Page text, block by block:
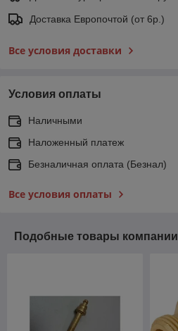
Доставка Европочтой (от 6р.)
Все условия доставки
Условия оплаты
Наличными
Наложенный платеж
Безналичная оплата (Безнал)
Все условия оплаты
Подобные товары компании